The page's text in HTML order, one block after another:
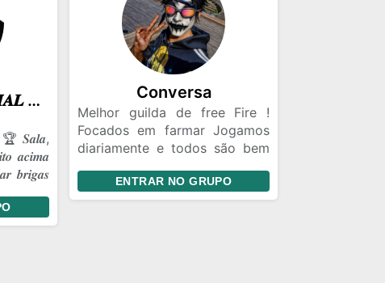
☠️༒𝑮𝑹𝑼𝑷𝑶 𝑶𝑭𝑰𝑪𝑰𝑨𝑳 𝑭𝑭༒☠️
🏆 𝑺𝒂𝒍𝒂,
𝒂𝒄𝒊𝒎𝒂
𝒃𝒓𝒊𝒈𝒂𝒔
Conversa
Melhor guilda de free Fire !
Focados em farmar Jogamos
diariamente e todos são bem
limite 🔫🥷🏿🐺
ENTRAR NO GRUPO